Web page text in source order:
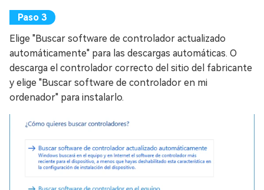
Elige "Buscar software de controlador actualizado
automáticamente" para las descargas automáticas. O
descarga el controlador correcto del sitio del fabricante
y elige "Buscar software de controlador en mi
ordenador" para instalarlo.